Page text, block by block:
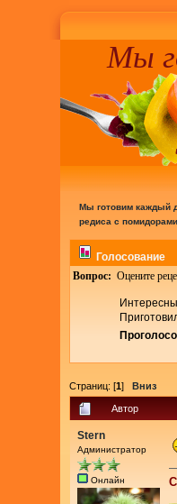
Мы
Мы готовим каждый
редиса с
Голосование
Вопрос: Оцените
Страниц: [1] Вниз
Автор
Stern
Администратор
Онлайн